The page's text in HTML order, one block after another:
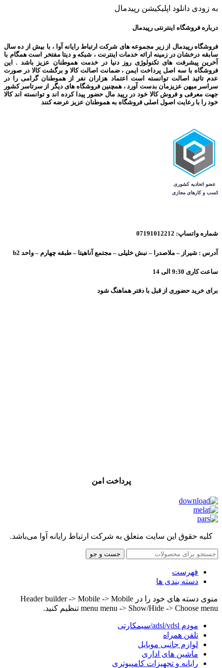
به زودی دانلود اپلیکیشن رپیدمال
درباره فروشگاه اینترنتی رپیدمال
فروشگاه رپیدمال از زیر مجموعه های شرکت ارتباط رایانه آوا ، با بیش از ده سال
سابقه درخشان در زمینه ارائه خدمات اینترنت ، شبکه و دیتا مفتخر است همگام با
آخرین پیشرفت های تکنولوژی روز دنیا در خدمت هموطنان عزیز باشد . این
فروشگاه با سه اصل پرداخت ایمن ، ضمانت اصالت کالا و برگشت کالا در صورت
عدم تائید اصالت توانسته است اعتماد هزاران نفر از هموطنان گرامی را در
سراسر میهن عزیزمان بدست آورد ، همچنین فروشگاه های دیگر از سرتاسر کشور
جهت معرفی و فروش کالا خود در رپید مال حضور پیدا کرده اند و توانسته اند کالا
خود را با رعایت اصول اصلی فروشگاه به هموطنان عزیز عرضه کنند
شماره واتساپ: 07191012212
آدرس : شیراز – ملاصدرا – نبش خلیلی – مجتمع آناهیتا – طبقه چهارم – واحد b2
ساعت کاری 9:30 الی 14
برای خرید حضوری از قبل با دفتر هماهنگ شود
پرداخت امن
کلیه حقوق این سایت متعلق به شرکت ارتباط رایانه آوا می‌باشد.
جست و جو
فهرست
دسته بندی ها
منوی دسته های خود را در Header builder -> Mobile -> Mobile
menu menu -> Show/Hide -> Choose menu تنظیم کنید.
مودم adsl/vdsl/سیمکارتی
تلفن همراه
لوازم جانبی موبایل
ماشین های اداری
رایانه و تجهیزات کامپیوتری